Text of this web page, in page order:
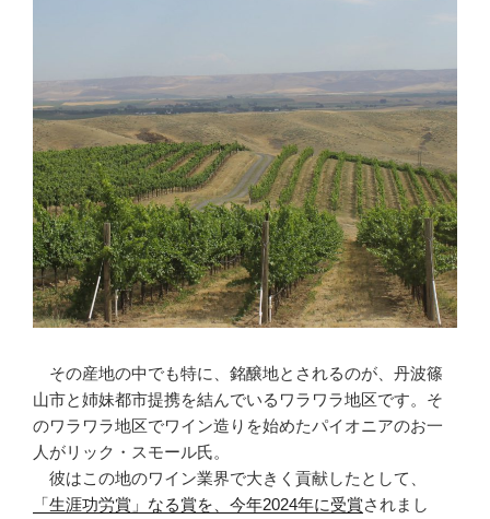
その産地の中でも特に、銘醸地とされるのが、丹波篠
山市と姉妹都市提携を結んでいるワラワラ地区です。そ
のワラワラ地区でワイン造りを始めたパイオニアのお一
人がリック・スモール氏。
彼はこの地のワイン業界で大きく貢献したとして、
「生涯功労賞」なる賞を、今年2024年に受賞されまし